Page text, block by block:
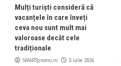
Mulți turiști consideră că
vacanțele în care înveți
ceva nou sunt mult mai
valoroase decât cele
tradiționale
SMARTpromo.ro 5 iulie 2026